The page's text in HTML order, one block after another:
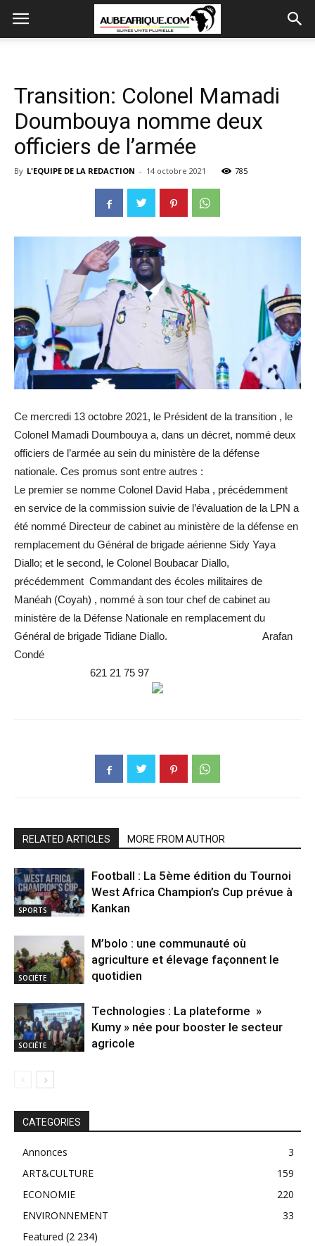
Transition: Colonel Mamadi
Doumbouya nomme deux
officiers de l’armée
By L'EQUIPE DE LA REDACTION - 14 octobre 2021 785
Ce mercredi 13 octobre 2021, le Président de la transition , le
Colonel Mamadi Doumbouya a, dans un décret, nommé deux
officiers de l’armée au sein du ministère de la défense
nationale. Ces promus sont entre autres :
Le premier se nomme Colonel David Haba , précédemment
en service de la commission suivie de l’évaluation de la LPN a
été nommé Directeur de cabinet au ministère de la défense en
remplacement du Général de brigade aérienne Sidy Yaya
Diallo; et le second, le Colonel Boubacar Diallo,
précédemment Commandant des écoles militaires de
Manéah (Coyah) , nommé à son tour chef de cabinet au
ministère de la Défense Nationale en remplacement du
Général de brigade Tidiane Diallo. Arafan
Condé
621 21 75 97
RELATED ARTICLES MORE FROM AUTHOR
SPORTS
Football : La 5ème édition du Tournoi
West Africa Champion’s Cup prévue à
Kankan
SOCIÉTE
M’bolo : une communauté où
agriculture et élevage façonnent le
quotidien
SOCIÉTE
Technologies : La plateforme »
Kumy » née pour booster le secteur
agricole
CATEGORIES
Annonces
3
ART&CULTURE
159
ECONOMIE
220
ENVIRONNEMENT
33
Featured (2 234)